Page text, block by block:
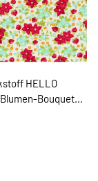
HELLO
Blumen-Bouquets,
Moda Fabrics